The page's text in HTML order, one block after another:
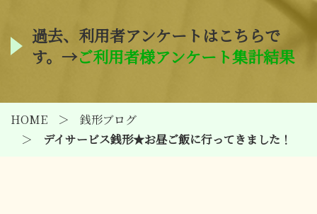
過去、利用者アンケートはこちらで
す。→ご利用者様アンケート集計結果
HOME
銭形ブログ
デイサービス銭形★お昼ご飯に行ってきました！